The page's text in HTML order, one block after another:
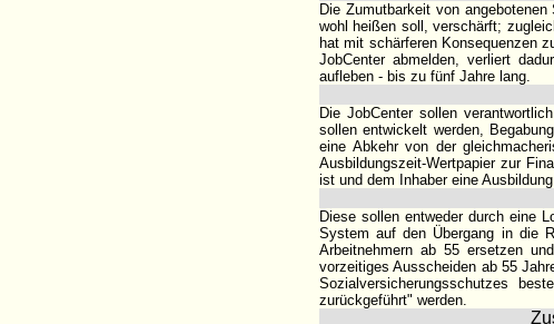
Die Zumutbarkeit von
wohl heißen soll, verschärft;
hat mit schärferen Konsequenzen
JobCenter abmelden, verliert
aufleben - bis zu fünf Jahre lang.
Die JobCenter sollen
sollen entwickelt werden,
eine Abkehr von der
Ausbildungszeit-Wertpapier zur
ist und dem Inhaber eine
Diese sollen entweder durch eine
System auf den Übergang in die
Arbeitnehmern ab 55 ersetzen
vorzeitiges Ausscheiden ab 55
Sozialversicherungsschutzes
zurückgeführt" werden.